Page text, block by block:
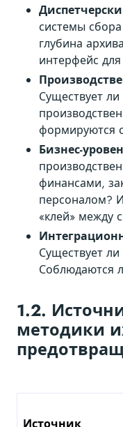
системы
глубина
интерфейс
Существует
формируются
Бизнес-
финансами,
персоналом?
«клей» между
Существует
Соблюдаются
1.2.
методики